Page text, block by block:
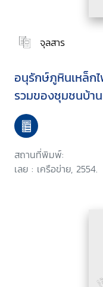
จุลสาร
อนุรักษ์ภูหินเหล็ก
รวมของชุมชนบ้า
สถานที่พิมพ์:
เลย : เครือข่าย, 2554.